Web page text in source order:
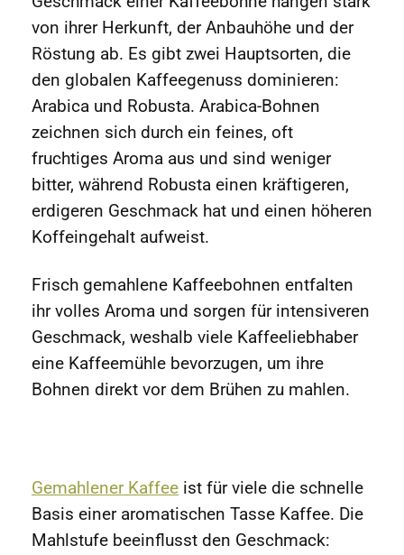
von ihrer Herkunft, der Anbauhöhe und der
Röstung ab. Es gibt zwei Hauptsorten, die
den globalen Kaffeegenuss dominieren:
Arabica und Robusta. Arabica-Bohnen
zeichnen sich durch ein feines, oft
fruchtiges Aroma aus und sind weniger
bitter, während Robusta einen kräftigeren,
erdigeren Geschmack hat und einen höheren
Koffeingehalt aufweist.
Frisch gemahlene Kaffeebohnen entfalten
ihr volles Aroma und sorgen für intensiveren
Geschmack, weshalb viele Kaffeeliebhaber
eine Kaffeemühle bevorzugen, um ihre
Bohnen direkt vor dem Brühen zu mahlen.
Gemahlener Kaffee ist für viele die schnelle
Basis einer aromatischen Tasse Kaffee. Die
Mahlstufe beeinflusst den Geschmack: